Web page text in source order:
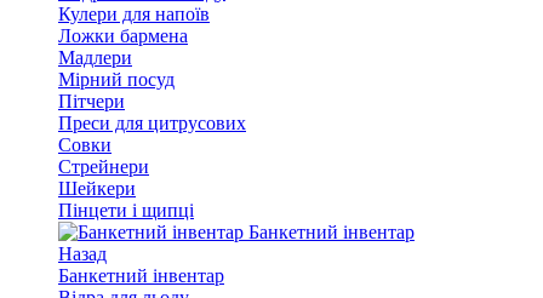
Кулери для напоїв
Ложки бармена
Мадлери
Мірний посуд
Пітчери
Преси для цитрусових
Совки
Стрейнери
Шейкери
Пінцети і щипці
Банкетний інвентар
Назад
Банкетний інвентар